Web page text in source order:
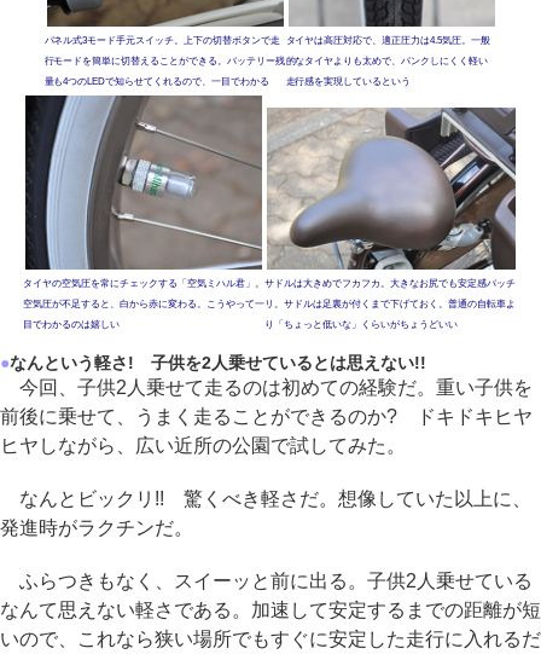
パネル式3モード手元スイッチ。上下の切替ボタンで走
行モードを簡単に切替えることができる。バッテリー残
量も4つのLEDで知らせてくれるので、一目でわかる
タイヤは高圧対応で、適正圧力は4.5気圧。一般
的なタイヤよりも太めで、パンクしにくく軽い
走行感を実現しているという
タイヤの空気圧を常にチェックする「空気ミハル君」。
空気圧が不足すると、白から赤に変わる。こうやって一
目でわかるのは嬉しい
サドルは大きめでフカフカ。大きなお尻でも安定感バッチ
リ。サドルは足裏が付くまで下げておく。普通の自転車よ
り「ちょっと低いな」くらいがちょうどいい
●なんという軽さ! 子供を2人乗せているとは思えない!!
今回、子供2人乗せて走るのは初めての経験だ。重い子供を
前後に乗せて、うまく走ることができるのか? ドキドキヒヤ
ヒヤしながら、広い近所の公園で試してみた。
なんとビックリ!! 驚くべき軽さだ。想像していた以上に、
発進時がラクチンだ。
ふらつきもなく、スイーッと前に出る。子供2人乗せている
なんて思えない軽さである。加速して安定するまでの距離が短
いので、これなら狭い場所でもすぐに安定した走行に入れるだ